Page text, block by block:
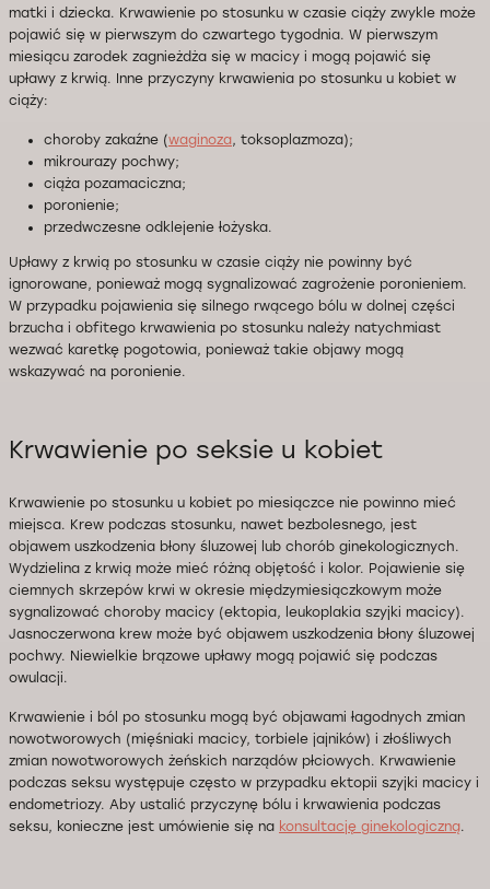
matki i dziecka. Krwawienie po stosunku w czasie ciąży zwykle może
pojawić się w pierwszym do czwartego tygodnia. W pierwszym
miesiącu zarodek zagnieżdża się w macicy i mogą pojawić się
upławy z krwią. Inne przyczyny krwawienia po stosunku u kobiet w
ciąży:
choroby zakaźne (waginoza, toksoplazmoza);
mikrourazy pochwy;
ciąża pozamaciczna;
poronienie;
przedwczesne odklejenie łożyska.
Upławy z krwią po stosunku w czasie ciąży nie powinny być
ignorowane, ponieważ mogą sygnalizować zagrożenie poronieniem.
W przypadku pojawienia się silnego rwącego bólu w dolnej części
brzucha i obfitego krwawienia po stosunku należy natychmiast
wezwać karetkę pogotowia, ponieważ takie objawy mogą
wskazywać na poronienie.
Krwawienie po seksie u kobiet
Krwawienie po stosunku u kobiet po miesiączce nie powinno mieć
miejsca. Krew podczas stosunku, nawet bezbolesnego, jest
objawem uszkodzenia błony śluzowej lub chorób ginekologicznych.
Wydzielina z krwią może mieć różną objętość i kolor. Pojawienie się
ciemnych skrzepów krwi w okresie międzymiesiączkowym może
sygnalizować choroby macicy (ektopia, leukoplakia szyjki macicy).
Jasnoczerwona krew może być objawem uszkodzenia błony śluzowej
pochwy. Niewielkie brązowe upławy mogą pojawić się podczas
owulacji.
Krwawienie i ból po stosunku mogą być objawami łagodnych zmian
nowotworowych (mięśniaki macicy, torbiele jajników) i złośliwych
zmian nowotworowych żeńskich narządów płciowych. Krwawienie
podczas seksu występuje często w przypadku ektopii szyjki macicy i
endometriozy. Aby ustalić przyczynę bólu i krwawienia podczas
seksu, konieczne jest umówienie się na konsultację ginekologiczną.